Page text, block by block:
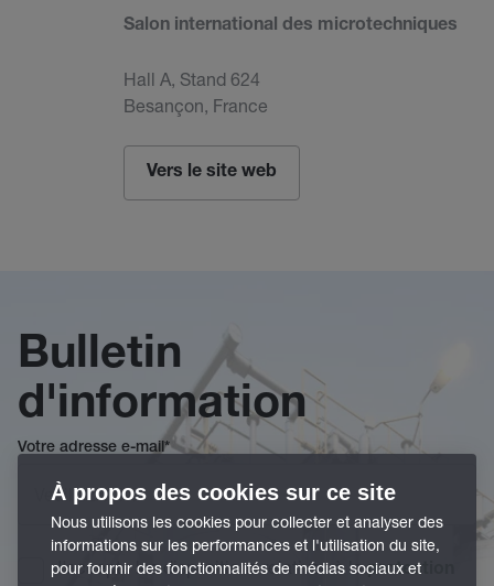
Salon international des microtechniques
Hall A, Stand 624
Besançon, France
Vers le site web
Bulletin
d'information
Votre adresse e-mail*
J'accepte les dispositions relatives à laprotection
À propos des cookies sur ce site
Nous utilisons les cookies pour collecter et analyser des
informations sur les performances et l'utilisation du site,
pour fournir des fonctionnalités de médias sociaux et